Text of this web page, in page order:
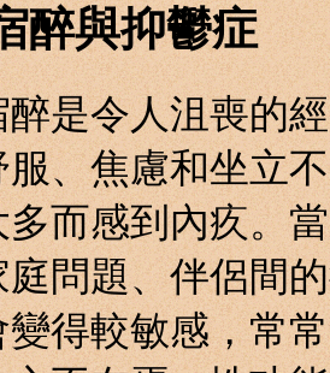
醉與抑鬱症
令人沮喪的經
服、焦慮和坐立
而感到內疚。
庭問題、伴侶間
變得較敏感，常